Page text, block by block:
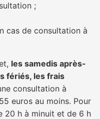
;
cas de consultation à
les samedis après-
fériés, les frais
consultation à
euros au moins. Pour
20 h à minuit et de 6 h